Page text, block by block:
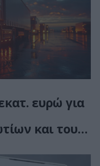
ευρώ για
και του
ΚτΠ